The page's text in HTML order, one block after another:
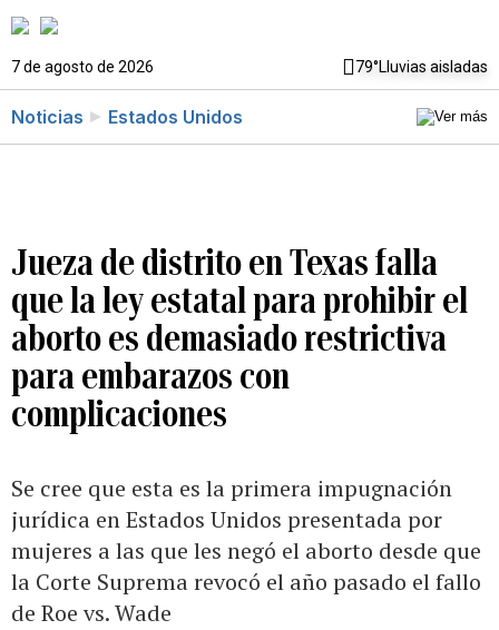
7 de agosto de 2026 79°Lluvias aisladas
Noticias Estados Unidos
Jueza de distrito en Texas falla
que la ley estatal para prohibir el
aborto es demasiado restrictiva
para embarazos con
complicaciones
Se cree que esta es la primera impugnación
jurídica en Estados Unidos presentada por
mujeres a las que les negó el aborto desde que
la Corte Suprema revocó el año pasado el fallo
de Roe vs. Wade